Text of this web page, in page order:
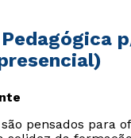
pensados para